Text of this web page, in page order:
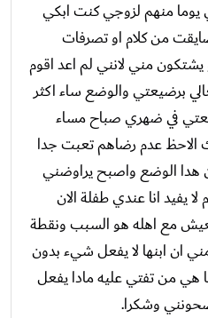
منهم لزوجي كنت ابكي
من كلام او تصرفات
يشتكون مني لانني لم اعد اقوم
برضيعتي والوضع ساء اكثر
في ضهري صباح مساء
الاحظ عدم رضاهم تعبت جدا
الوضع واصبح يراوضني
يفيد انا عندي طفلة الان
مع اهله هو السبب ونقطة
ان ابنها لا يفعل شيء بدون
هي من تفتي عليه مادا يفعل
وشكرا.